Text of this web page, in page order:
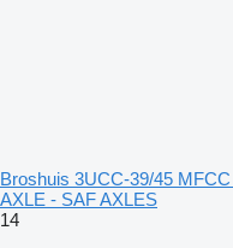
Broshuis 3UCC-39/45
AXLE - SAF AXLES
14